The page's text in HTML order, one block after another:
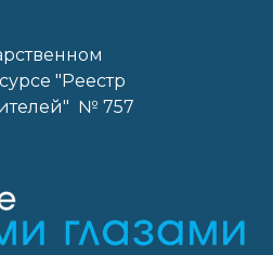
"Реестр
№ 757